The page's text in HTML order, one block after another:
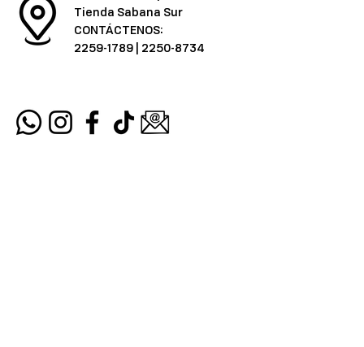
Tienda Sabana Sur
CONTÁCTENOS:
2259-1789 | 2250-8734